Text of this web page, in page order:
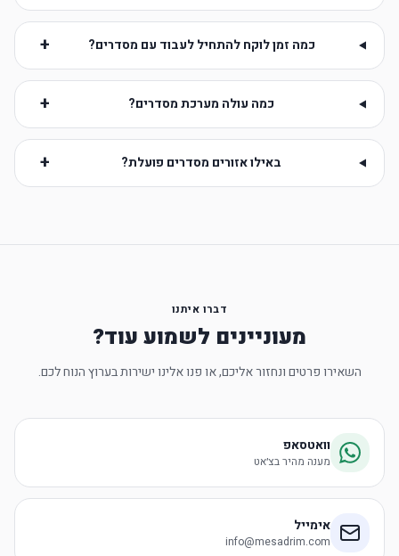
כמה זמן לוקח להתחיל לעבוד עם מסדרים? +
כמה עולה מערכת מסדרים? +
באילו אזורים מסדרים פועלת? +
דברו איתנו
מעוניינים לשמוע עוד?
השאירו פרטים ונחזור אליכם, או פנו אלינו ישירות בערוץ הנוח לכם.
וואטסאפ
מענה מהיר בצ׳אט
אימייל
info@mesadrim.com